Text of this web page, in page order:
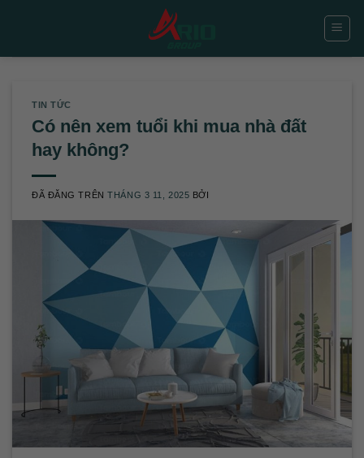
TIN TỨC
Có nên xem tuổi khi mua nhà đất
hay không?
ĐÃ ĐĂNG TRÊNTHÁNG 3 11, 2025 BỞI